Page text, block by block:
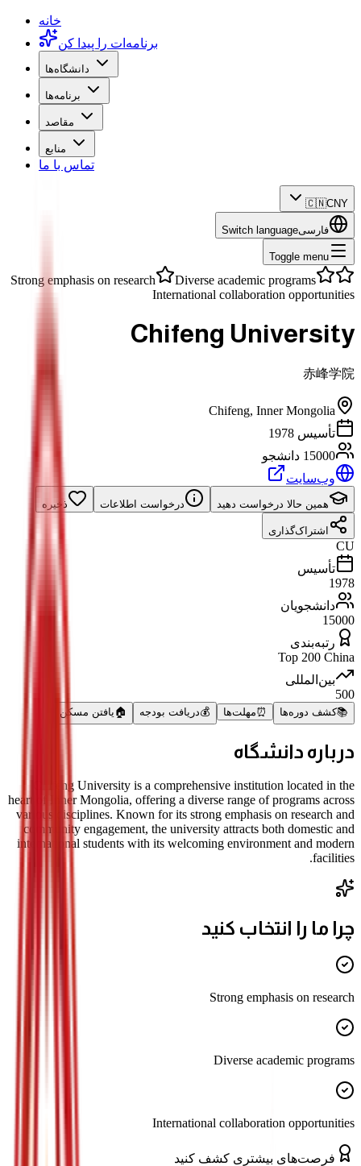
خانه
برنامه‌ات را پیدا کن
دانشگاه‌ها
برنامه‌ها
مقاصد
منابع
تماس با ما
🇨🇳CNY
فارسیSwitch language
Toggle menu
Strong emphasis on research
Diverse academic programs
International collaboration opportunities
Chifeng University
赤峰学院
Chifeng, Inner Mongolia
تأسیس 1978
15000 دانشجو
وب‌سایت
همین حالا درخواست دهید درخواست اطلاعات ذخیره
اشتراک‌گذاری
CU
تأسیس
1978
دانشجویان
15000
رتبه‌بندی
Top 200 China
بین‌المللی
500
📚کشف دوره‌ها ⏰مهلت‌ها 💰دریافت بودجه 🏠 یافتن مسکن
درباره دانشگاه
Chifeng University is a comprehensive institution located in the
heart of Inner Mongolia, offering a diverse range of programs across
various disciplines. Known for its strong emphasis on research and
community engagement, the university attracts both domestic and
international students with its welcoming environment and modern
facilities.
چرا ما را انتخاب کنید
Strong emphasis on research
Diverse academic programs
International collaboration opportunities
فرصت‌های بیشتری کشف کنید